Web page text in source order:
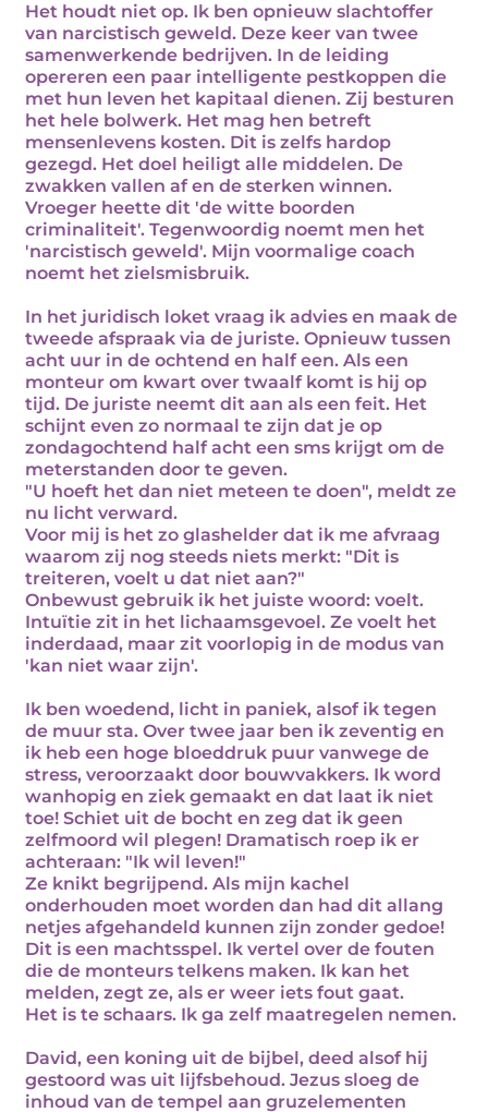
Het houdt niet op. Ik ben opnieuw slachtoffer
van narcistisch geweld. Deze keer van twee
samenwerkende bedrijven. In de leiding
opereren een paar intelligente pestkoppen die
met hun leven het kapitaal dienen. Zij besturen
het hele bolwerk. Het mag hen betreft
mensenlevens kosten. Dit is zelfs hardop
gezegd. Het doel heiligt alle middelen. De
zwakken vallen af en de sterken winnen.
Vroeger heette dit 'de witte boorden
criminaliteit'. Tegenwoordig noemt men het
'narcistisch geweld'. Mijn voormalige coach
noemt het zielsmisbruik.
In het juridisch loket vraag ik advies en maak de
tweede afspraak via de juriste. Opnieuw tussen
acht uur in de ochtend en half een. Als een
monteur om kwart over twaalf komt is hij op
tijd. De juriste neemt dit aan als een feit. Het
schijnt even zo normaal te zijn dat je op
zondagochtend half acht een sms krijgt om de
meterstanden door te geven.
"U hoeft het dan niet meteen te doen", meldt ze
nu licht verward.
Voor mij is het zo glashelder dat ik me afvraag
waarom zij nog steeds niets merkt: "Dit is
treiteren, voelt u dat niet aan?"
Onbewust gebruik ik het juiste woord: voelt.
Intuïtie zit in het lichaamsgevoel. Ze voelt het
inderdaad, maar zit voorlopig in de modus van
'kan niet waar zijn'.
Ik ben woedend, licht in paniek, alsof ik tegen
de muur sta. Over twee jaar ben ik zeventig en
ik heb een hoge bloeddruk puur vanwege de
stress, veroorzaakt door bouwvakkers. Ik word
wanhopig en ziek gemaakt en dat laat ik niet
toe! Schiet uit de bocht en zeg dat ik geen
zelfmoord wil plegen! Dramatisch roep ik er
achteraan: "Ik wil leven!"
Ze knikt begrijpend. Als mijn kachel
onderhouden moet worden dan had dit allang
netjes afgehandeld kunnen zijn zonder gedoe!
Dit is een machtsspel. Ik vertel over de fouten
die de monteurs telkens maken. Ik kan het
melden, zegt ze, als er weer iets fout gaat.
Het is te schaars. Ik ga zelf maatregelen nemen.
David, een koning uit de bijbel, deed alsof hij
gestoord was uit lijfsbehoud. Jezus sloeg de
inhoud van de tempel aan gruzelementen